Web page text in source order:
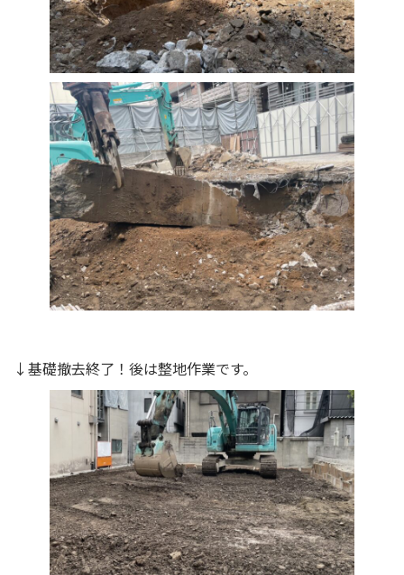
↓基礎撤去終了！後は整地作業です。